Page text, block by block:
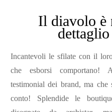
Il diavolo è
dettaglio
Incantevoli le sfilate con il
che esborsi comportano!
testimonial dei brand, ma che
conto! Splendide le